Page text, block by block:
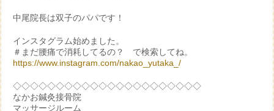
中尾院長は双子のパパです！
インスタグラム始めました。
＃まだ腰痛で消耗してるの？ で検索してね。
https://www.instagram.com/nakao_yutaka_/
◇◇◇◇◇◇◇◇◇◇◇◇◇◇◇◇◇◇◇◇◇◇
なかお鍼灸接骨院
マッサージルーム